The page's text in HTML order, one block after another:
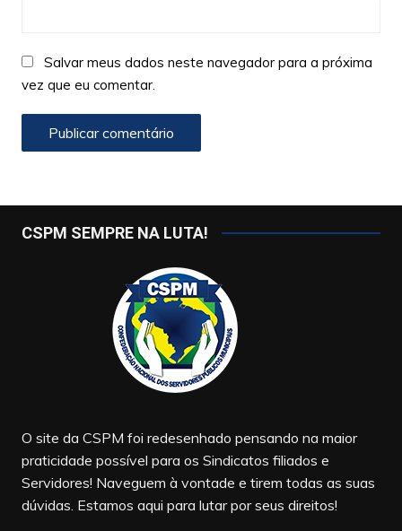
Salvar meus dados neste navegador para a próxima
vez que eu comentar.
CSPM SEMPRE NA LUTA!
O site da CSPM foi redesenhado pensando na maior
praticidade possível para os Sindicatos filiados e
Servidores! Naveguem à vontade e tirem todas as suas
dúvidas. Estamos aqui para lutar por seus direitos!